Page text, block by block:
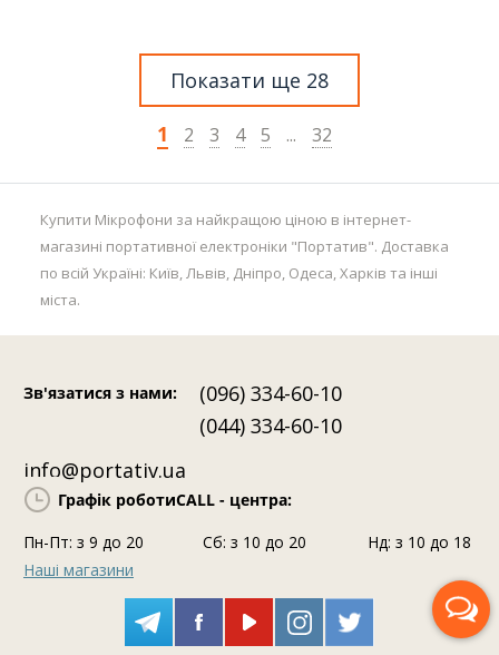
Показати ще 28
1
2 3 4 5 ... 32
Купити Мікрофони за найкращою ціною в інтернет-
магазині портативної електроніки "Портатив". Доставка
по всій Україні: Київ, Львів, Дніпро, Одеса, Харків та інші
міста.
Зв'язатися з нами:
(096) 334-60-10
(044) 334-60-10
info@portativ.ua
Графік роботиCALL - центра:
Пн-Пт: з 9 до 20
Сб: з 10 до 20
Нд: з 10 до 18
Наші магазини
Передзвоніть мені